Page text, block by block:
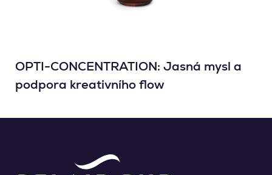
OPTI-CONCENTRATION: Jasná mysl a
podpora kreativního flow